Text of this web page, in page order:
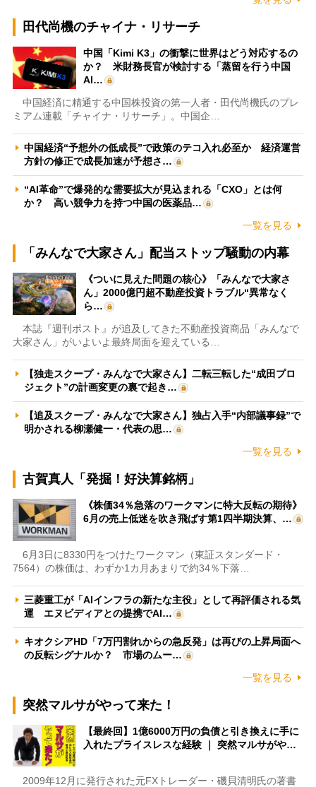
田代尚機のチャイナ・リサーチ
中国「Kimi K3」の衝撃に世界はどう対応するの
か？ 米財務長官が検討する「蒸留を行う中国
AI…
中国経済に精通する中国株投資の第一人者・田代尚機氏のプレ
ミアム連載「チャイナ・リサーチ」。中国企…
中国経済“予想外の低成長”で政策のテコ入れ必至か 経済運営
方針の修正で成長加速が予想さ…
“AI革命”で爆発的な需要拡大が見込まれる「CXO」とは何
か？ 高い競争力を持つ中国の医薬品…
一覧を見る
「みんなで大家さん」配当ストップ騒動の内幕
《ついに見えた問題の核心》「みんなで大家さ
ん」2000億円超不動産投資トラブル“異常なく
ら…
本誌『週刊ポスト』が追及してきた不動産投資商品「みんなで
大家さん」がいよいよ最終局面を迎えている…
【独走スクープ・みんなで大家さん】二転三転した“成田プロ
ジェクト”の計画変更の裏で起き…
【追及スクープ・みんなで大家さん】独占入手“内部議事録”で
明かされる柳瀬健一・代表の思…
一覧を見る
古賀真人「発掘！好決算銘柄」
《株価34％急落のワークマンに特大反転の期待》
6月の売上低迷を吹き飛ばす第1四半期決算、…
6月3日に8330円をつけたワークマン（東証スタンダード・
7564）の株価は、わずか1カ月あまりで約34％下落…
三菱重工が「AIインフラの新たな主役」として再評価される気
運 エヌビディアとの提携でAI…
キオクシアHD「7万円割れからの急反発」は再びの上昇局面へ
の反転シグナルか？ 市場のムー…
一覧を見る
突然マルサがやって来た！
【最終回】1億6000万円の負債と引き換えに手に
入れたプライスレスな経験 ｜ 突然マルサがや…
2009年12月に発行された元FXトレーダー・磯貝清明氏の著書